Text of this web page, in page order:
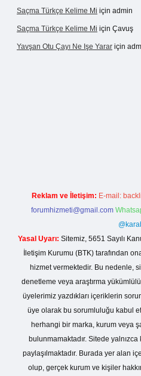
Saçma Türkçe Kelime Mi için admin
Saçma Türkçe Kelime Mi için Çavuş
Yavşan Otu Çayı Ne Işe Yarar için
Reklam ve İletişim: E-mail:
forumhizmeti@gmail.com
Yasal Uyarı: Sitemiz, 5651 Sayılı
İletişim Kurumu (BTK) tarafından
hizmet vermektedir. Bu nedenle,
denetleme veya araştırma
üyelerimiz yazdıkları içeriklerin
üye olarak bu sorumluluğu kabul
herhangi bir marka, kurum veya
bulunmamaktadır. Sitede yalnızca
paylaşılmaktadır. Burada yer alan
olup, gerçek kurum ve kişiler